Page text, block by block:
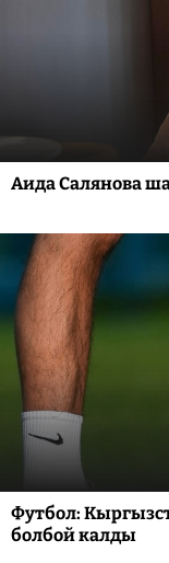
Аида Салянова
Футбол:
болбой калды